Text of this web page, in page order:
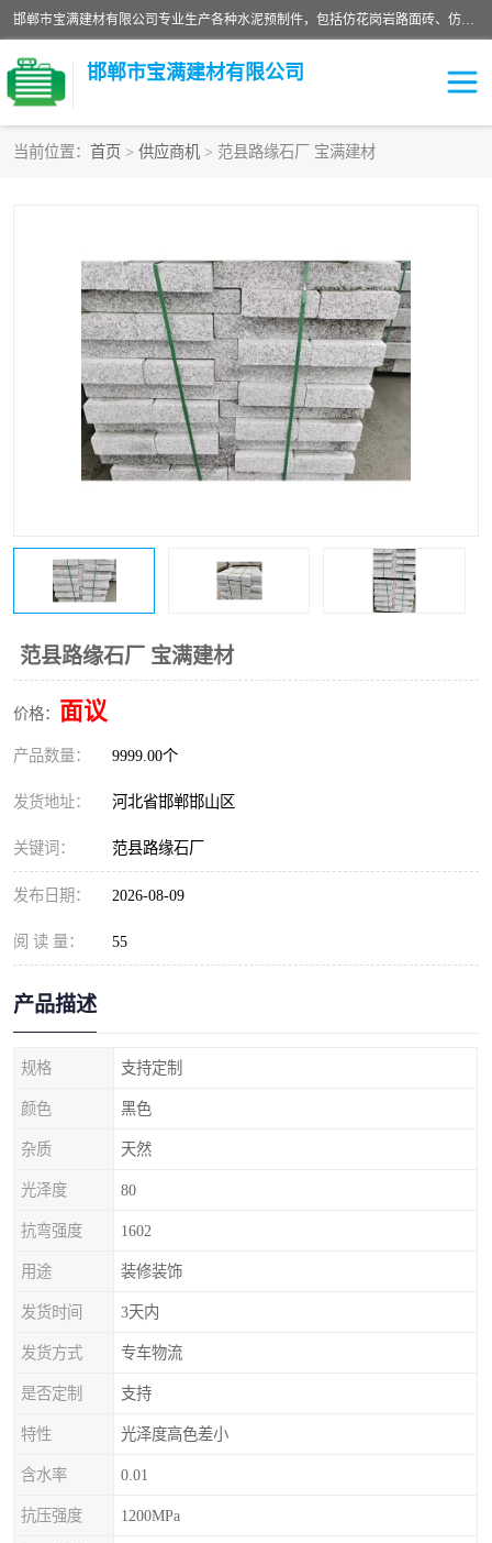
邯郸市宝满建材有限公司专业生产各种水泥预制件，包括仿花岗岩路面砖、仿花岗岩人行道砖、仿花岗岩路侧石、烧结砖、植草砖、码头砖连锁块、仿花岗岩路侧石、沙井盖、水泥盖板等各种水泥制品
邯郸市宝满建材有限公司
当前位置： 首页 > 供应商机 > 范县路缘石厂 宝满建材
范县路缘石厂 宝满建材
价格： 面议
产品数量： 9999.00个
发货地址： 河北省邯郸邯山区
关键词： 范县路缘石厂
发布日期： 2026-08-09
阅 读 量： 55
产品描述
规格 支持定制
颜色 黑色
杂质 天然
光泽度 80
抗弯强度 1602
用途 装修装饰
发货时间 3天内
发货方式 专车物流
是否定制 支持
特性 光泽度高色差小
含水率 0.01
抗压强度 1200MPa
水泥构件 便道砖
花岗岩路岩石 盲道砖
草坪砖 pc仿石砖